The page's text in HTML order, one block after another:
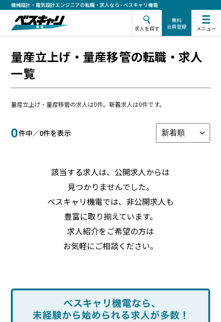
機械設計・電気設計エンジニアの転職・求人なら - ベスキャリ機電
求人を探す
無料
会員登録
メニュー
量産立上げ・量産移管の転職・求人
一覧
量産立上げ・量産移管の求人は0件。新着求人は0件です。
0件中／0件を表示
該当する求人は、公開求人からは
見つかりませんでした。
ベスキャリ機電では、非公開求人も
豊富に取り揃えています。
求人紹介をご希望の方は
お気軽にご相談ください。